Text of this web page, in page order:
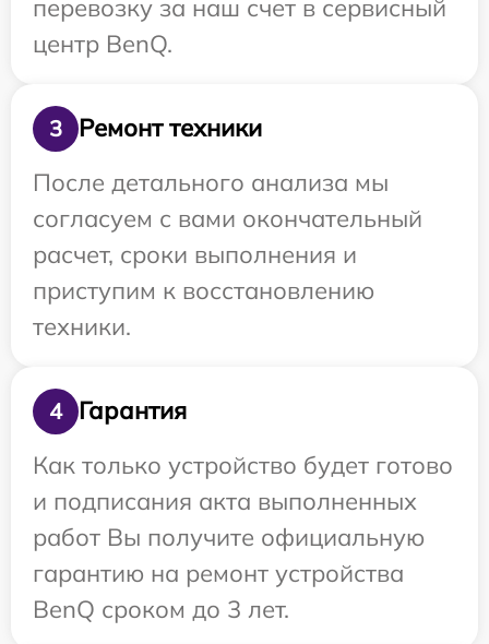
перевозку за наш счет в сервисный
центр BenQ.
3
Ремонт техники
После детального анализа мы
согласуем с вами окончательный
расчет, сроки выполнения и
приступим к восстановлению
техники.
4
Гарантия
Как только устройство будет готово
и подписания акта выполненных
работ Вы получите официальную
гарантию на ремонт устройства
BenQ сроком до 3 лет.